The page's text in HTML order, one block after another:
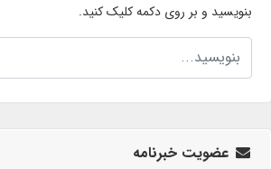
بنویسید و بر روی دکمه کلیک کنید.
عضویت خبرنامه